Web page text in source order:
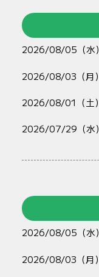
2026/08/05（水）
2026/08/03（月）
2026/08/01（土）
2026/07/29（水）
2026/08/05（水）
2026/08/03（月）